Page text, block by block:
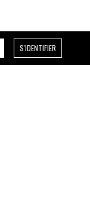
S'IDENTIFIER